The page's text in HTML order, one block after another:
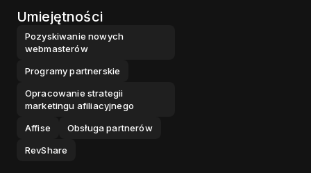
Umiejętności
Pozyskiwanie nowych
webmasterów
Programy partnerskie
Opracowanie strategii
marketingu afiliacyjnego
Affise
Obsługa partnerów
RevShare